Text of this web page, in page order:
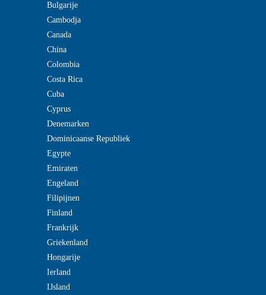
Bulgarije
Cambodja
Canada
China
Colombia
Costa Rica
Cuba
Cyprus
Denemarken
Dominicaanse Republiek
Egypte
Emiraten
Engeland
Filipijnen
Finland
Frankrijk
Griekenland
Hongarije
Ierland
IJsland